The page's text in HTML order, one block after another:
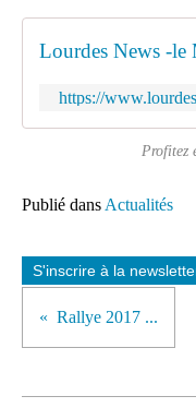
Lourdes News -
https://
Profitez
Publié dans Actualités
S'inscrire à la
Rallye 2017 ...